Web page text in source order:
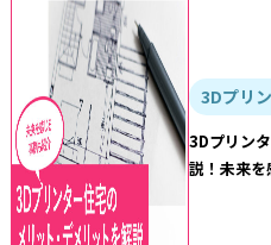
3Dプリ
3Dプリン
説！未来